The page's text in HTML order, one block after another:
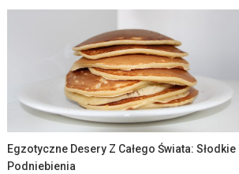
Egzotyczne Desery Z Całego Świata:
Podniebienia